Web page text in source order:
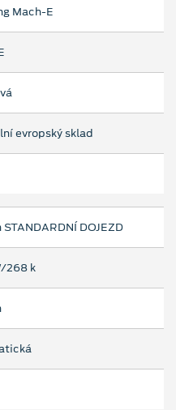
Mach‑E
evropský sklad
STANDARDNÍ DOJEZD
268 k